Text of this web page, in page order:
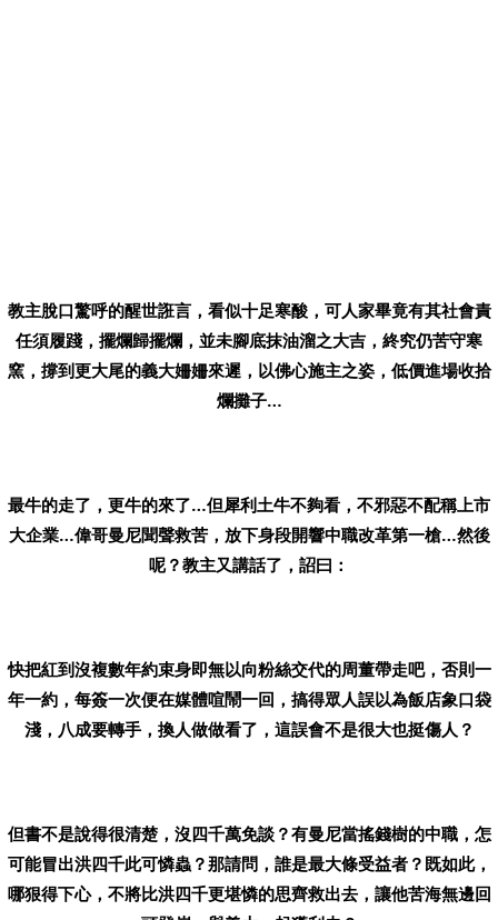
教主脫口驚呼的醒世誑言，看似十足寒酸，可人家畢竟有其社會責
任須履踐，擺爛歸擺爛，並未腳底抹油溜之大吉，終究仍苦守寒
窯，撐到更大尾的義大姍姍來遲，以佛心施主之姿，低價進場收拾
爛攤子…
最牛的走了，更牛的來了…但犀利土牛不夠看，不邪惡不配稱上市
大企業…偉哥曼尼聞聲救苦，放下身段開響中職改革第一槍…然後
呢？教主又講話了，詔曰：
快把紅到沒複數年約束身即無以向粉絲交代的周董帶走吧，否則一
年一約，每簽一次便在媒體喧鬧一回，搞得眾人誤以為飯店象口袋
淺，八成要轉手，換人做做看了，這誤會不是很大也挺傷人？
但書不是說得很清楚，沒四千萬免談？有曼尼當搖錢樹的中職，怎
可能冒出洪四千此可憐蟲？那請問，誰是最大條受益者？既如此，
哪狠得下心，不將比洪四千更堪憐的思齊救出去，讓他苦海無邊回